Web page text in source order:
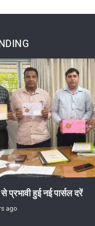
प्रभावी हुई नई पार्सल दरें
ago